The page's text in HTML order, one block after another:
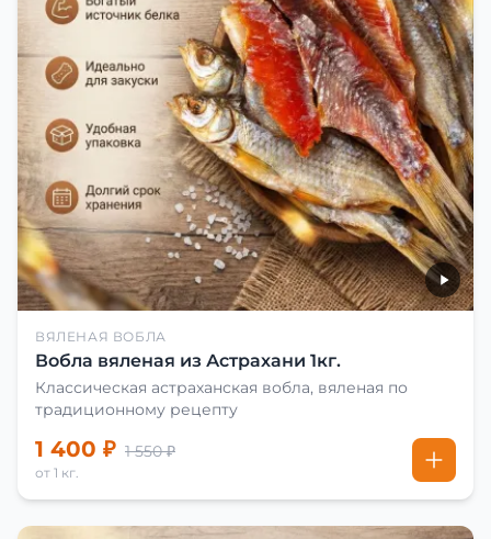
ВЯЛЕНАЯ ВОБЛА
Вобла вяленая из Астрахани 1кг.
Классическая астраханская вобла, вяленая по
традиционному рецепту
1 400 ₽ 1 550 ₽
от 1 кг.